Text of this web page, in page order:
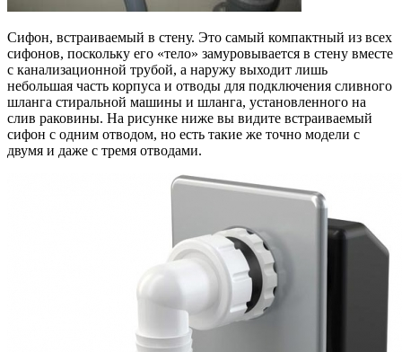
Сифон, встраиваемый в стену. Это самый компактный из всех
сифонов, поскольку его «тело» замуровывается в стену вместе
с канализационной трубой, а наружу выходит лишь
небольшая часть корпуса и отводы для подключения сливного
шланга стиральной машины и шланга, установленного на
слив раковины. На рисунке ниже вы видите встраиваемый
сифон с одним отводом, но есть такие же точно модели с
двумя и даже с тремя отводами.